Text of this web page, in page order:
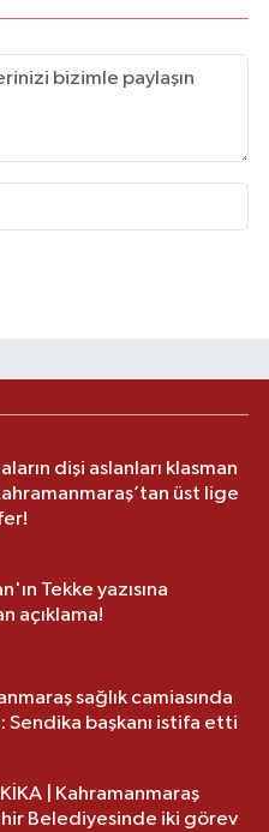
dişi aslanları klasman
üst lige
Tekke yazısına
açıklama!
sağlık camiasında
Sendika başkanı istifa etti
| Kahramanmaraş
Belediyesinde iki görev